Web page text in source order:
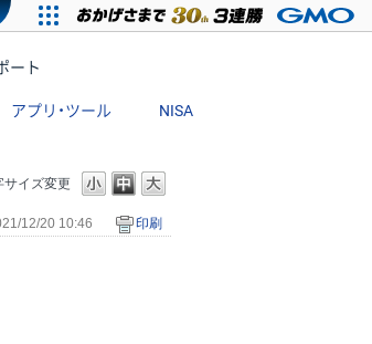
ート
アプリ・ツール NISA
サイズ変更
12/20 10:46 印刷